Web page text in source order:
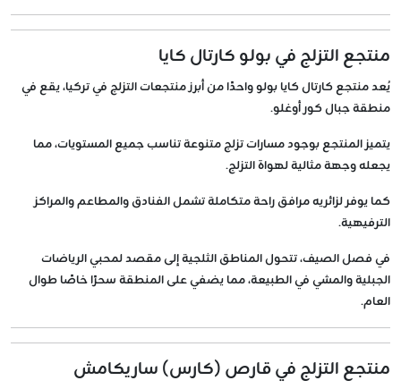
منتجع التزلج في بولو كارتال كايا
يُعد منتجع كارتال كايا بولو واحدًا من أبرز منتجعات التزلج في تركيا، يقع في
منطقة جبال كور أوغلو.
يتميز المنتجع بوجود مسارات تزلج متنوعة تناسب جميع المستويات، مما
يجعله وجهة مثالية لهواة التزلج.
كما يوفر لزائريه مرافق راحة متكاملة تشمل الفنادق والمطاعم والمراكز
الترفيهية.
في فصل الصيف، تتحول المناطق الثلجية إلى مقصد لمحبي الرياضات
الجبلية والمشي في الطبيعة، مما يضفي على المنطقة سحرًا خاصًا طوال
العام.
منتجع التزلج في قارص (كارس) ساريكامش